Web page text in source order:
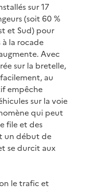
sur 17
(soit 60 %
et Sud) pour
à la rocade
Avec
sur la bretelle,
au
empêche
sur la voie
qui peut
file et des
un début de
se durcit aux
le trafic et